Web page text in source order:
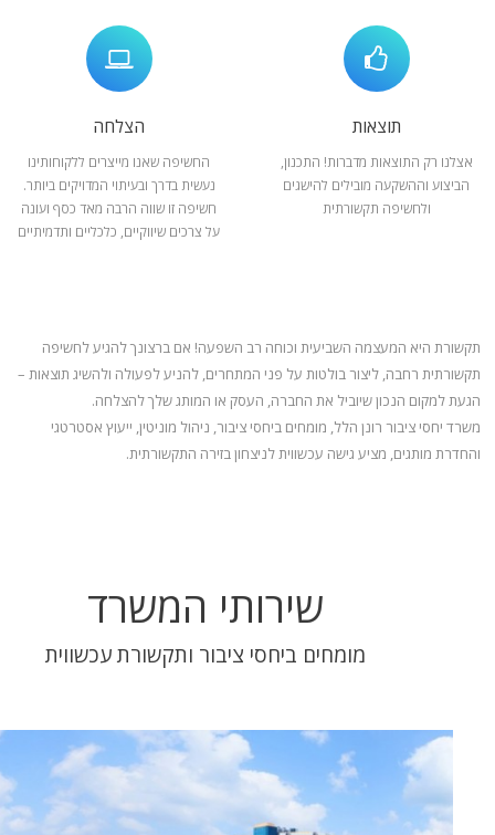
תוצאות
אצלנו רק התוצאות מדברות! התכנון,
הביצוע וההשקעה מובילים להישגים
ולחשיפה תקשורתית
הצלחה
החשיפה שאנו מייצרים ללקוחותינו
נעשית בדרך ובעיתוי המדויקים ביותר.
חשיפה זו שווה הרבה מאד כסף ועונה
על צרכים שיווקיים, כלכליים ותדמיתיים
תקשורת היא המעצמה השביעית וכוחה רב השפעה! אם ברצונך להגיע לחשיפה
תקשורתית רחבה, ליצור בולטות על פני המתחרים, להניעלפעולה ולהשיג תוצאות –
הגעת למקום הנכון שיוביל את החברה, העסק או המותג שלך להצלחה.
משרד יחסי ציבור רונן הלל, מומחים ביחסי ציבור, ניהול מוניטין, ייעוץ אסטרטגי
והחדרת מותגים, מציע גישה עכשווית לניצחון בזירה התקשורתית.
שירותי המשרד
מומחים ביחסי ציבור ותקשורת עכשווית